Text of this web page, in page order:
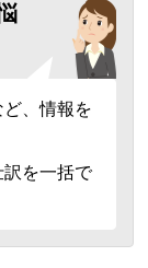
、情報を
訳を一括で